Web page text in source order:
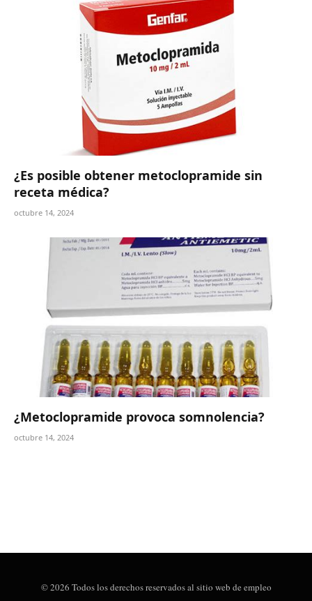
¿Es posible obtener metoclopramide sin
receta médica?
octubre 14, 2024
¿Metoclopramide provoca somnolencia?
octubre 14, 2024
© 2026 Todos los derechos reservados al sitio web de empleo